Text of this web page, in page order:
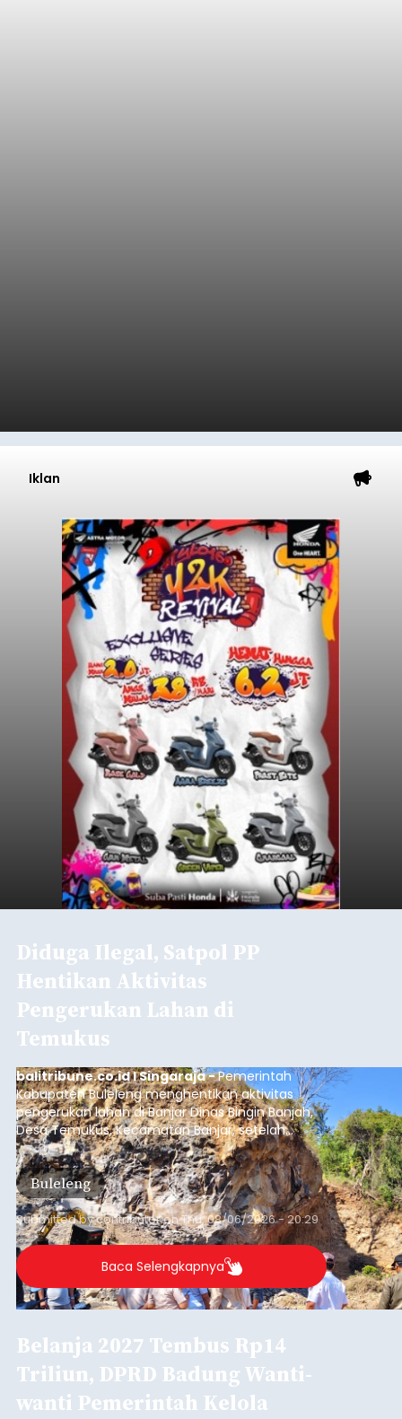
Iklan
Diduga Ilegal, Satpol PP
Hentikan Aktivitas
Pengerukan Lahan di
Temukus
balitribune.co.id I Singaraja -Pemerintah
Kabupaten Buleleng menghentikan aktivitas
pengerukan lahan di Banjar Dinas Bingin Banjah,
Desa Temukus, Kecamatan Banjar, setelah
ditemukan indikasi kegiatan pengambilan
material yang tidak sesuai dengan peruntukan
kawasan.
Buleleng
Submitted bycontributoronThu, 08/06/2026 - 20:29
Baca Selengkapnya
Belanja 2027 Tembus Rp14
Triliun, DPRD Badung Wanti-
wanti Pemerintah Kelola